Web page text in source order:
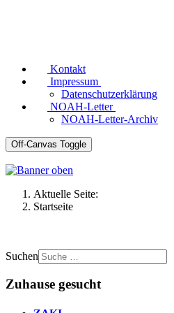
Kontakt
Impressum
Datenschutzerklärung
NOAH-Letter
NOAH-Letter-Archiv
Off-Canvas Toggle
Aktuelle Seite:
Startseite
Suchen
Zuhause gesucht